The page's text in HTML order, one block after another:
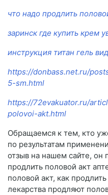
что надо продлить
заринск где купить крем
инструкция титан гель
https://donbass.net.ru/
5-sm.html
https://72evakuator.ru/
polovoi-akt.html
Обращаемся к тем, кто
по результатам
отзыв на нашем сайте,
продлить половой акт
половой акт, как
лекарства продляют